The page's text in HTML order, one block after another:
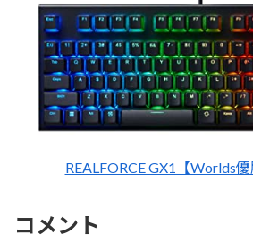
REALFORCE GX1【Worlds優
コメント